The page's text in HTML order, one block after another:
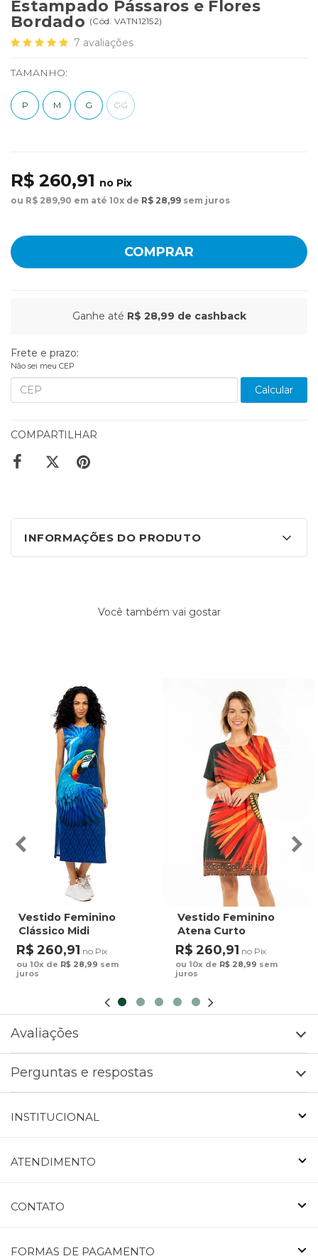
Estampado Pássaros e Flores
Bordado (Cód. VATN12152)
7 avaliações
TAMANHO:
P M G GG
R$ 260,91 no Pix
ou R$ 289,90 em até 10x de R$ 28,99 sem juros
COMPRAR
Ganhe até R$ 28,99 de cashback
Frete e prazo:
Não sei meu CEP
Calcular
COMPARTILHAR
INFORMAÇÕES DO PRODUTO
Você também vai gostar
Vestido Feminino
Clássico Midi
Estampado Maxi
Arara Fundo Azul
R$ 260,91 no Pix
ou 10x de R$ 28,99 sem
juros
Vestido Feminino
Atena Curto
Estampado Cocares
Barrado Fundo Verde
R$ 260,91 no Pix
ou 10x de R$ 28,99 sem
juros
Avaliações
Perguntas e respostas
INSTITUCIONAL
ATENDIMENTO
CONTATO
FORMAS DE PAGAMENTO